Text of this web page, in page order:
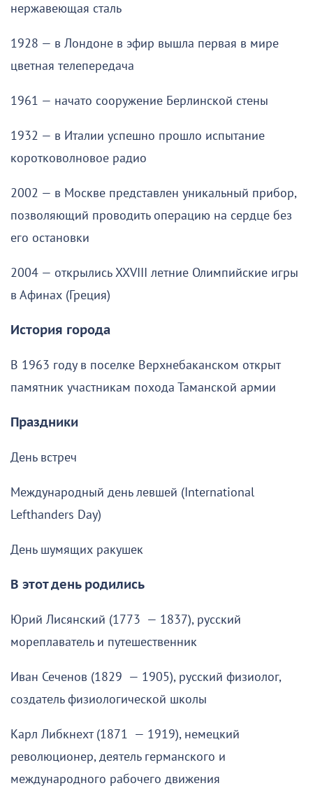
нержавеющая сталь
1928 — в Лондоне в эфир вышла первая в мире
цветная телепередача
1961 — начато сооружение Берлинской стены
1932 — в Италии успешно прошло испытание
коротковолновое радио
2002 — в Москве представлен уникальный прибор,
позволяющий проводить операцию на сердце без
его остановки
2004 — открылись XXVIII летние Олимпийские игры
в Афинах (Греция)
История города
В 1963 году в поселке Верхнебаканском открыт
памятник участникам похода Таманской армии
Праздники
День встреч
Международный день левшей (International
Lefthanders Day)
День шумящих ракушек
В этот день родились
Юрий Лисянский (1773 — 1837), русский
мореплаватель и путешественник
Иван Сеченов (1829 — 1905), русский физиолог,
создатель физиологической школы
Карл Либкнехт (1871 — 1919), немецкий
революционер, деятель германского и
международного рабочего движения